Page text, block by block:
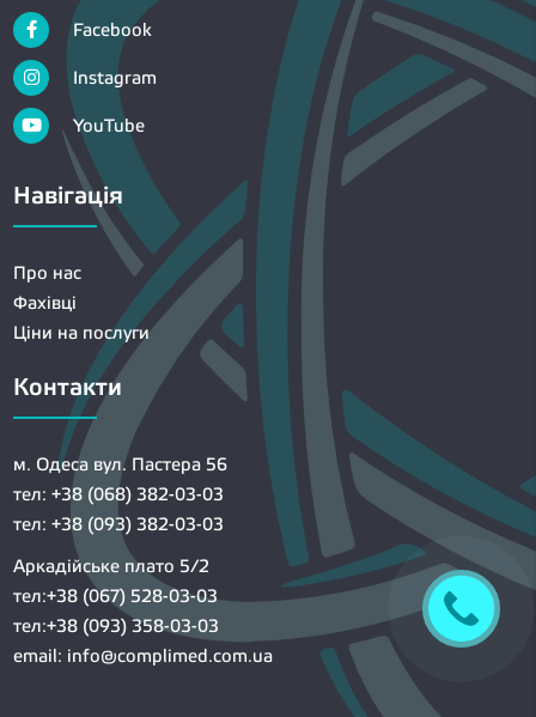
Facebook
Instagram
YouTube
Навігація
Про нас
Фахівці
Ціни на послуги
Контакти
м. Одеса вул. Пастера 56
тел: +38 (068) 382-03-03
тел: +38 (093) 382-03-03
Аркадійське плато 5/2
тел:+38 (067) 528-03-03
тел:+38 (093) 358-03-03
email: info@complimed.com.ua